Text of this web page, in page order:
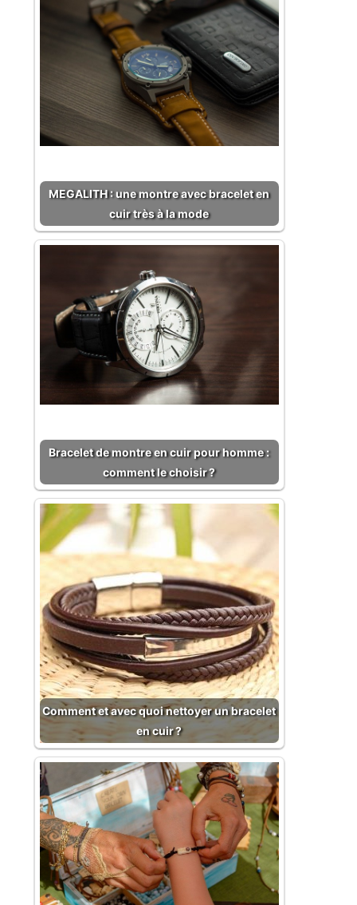
MEGALITH : une montre avec bracelet en
cuir très à la mode
Bracelet de montre en cuir pour homme :
comment le choisir ?
Comment et avec quoi nettoyer un bracelet
en cuir ?